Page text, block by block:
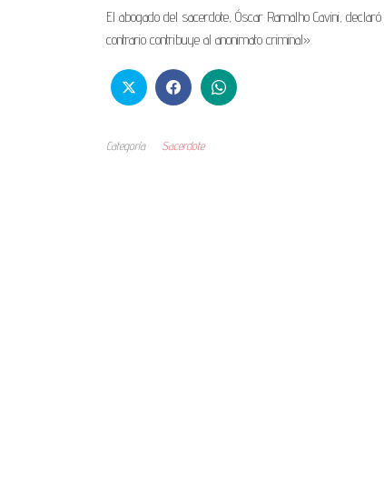
El abogado del sacerdote, Óscar Ramalho Cavini,
contrario contribuye al anonimato criminal».
Categoría Sacerdote